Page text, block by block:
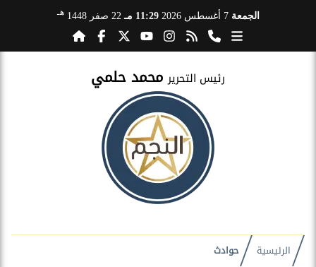
الجمعة 7 أغسطس 2026 11:29 مـ 22 صفر 1448 هـ
رئيس التحرير محمد حلمي
الرئيسية حوادث